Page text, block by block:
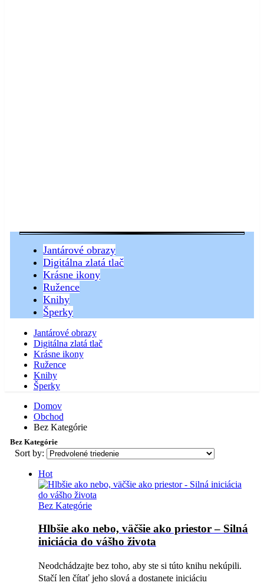
Jantárové obrazy
Digitálna zlatá tlač
Krásne ikony
Ružence
Knihy
Šperky
Jantárové obrazy
Digitálna zlatá tlač
Krásne ikony
Ružence
Knihy
Šperky
Domov
Obchod
Bez Kategórie
Bez Kategórie
Sort by:
Hot
Bez Kategórie
Hlbšie ako nebo, väčšie ako priestor – Silná
iniciácia do vášho života
Neodchádzajte bez toho, aby ste si túto knihu nekúpili.
Stačí len čítať jeho slová a dostanete iniciáciu